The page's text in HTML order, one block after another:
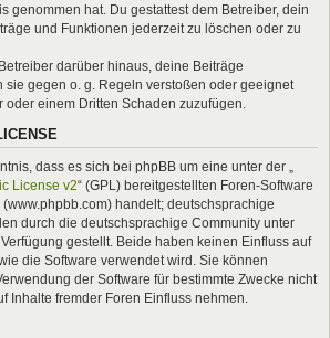
genommen hat. Du gestattest dem Betreiber, dein
und Funktionen jederzeit zu löschen oder zu
darüber hinaus, deine Beiträge
sie gegen o. g. Regeln verstoßen oder geeignet
oder einem Dritten Schaden zuzufügen.
dass es sich bei phpBB um eine unter der „
License v2“ (GPL) bereitgestellten Foren-Software
handelt; deutschsprachige
durch die deutschsprachige Community unter
gestellt. Beide haben keinen Einfluss auf
die Software verwendet wird. Sie können
der Software für bestimmte Zwecke nicht
Inhalte fremder Foren Einfluss nehmen.